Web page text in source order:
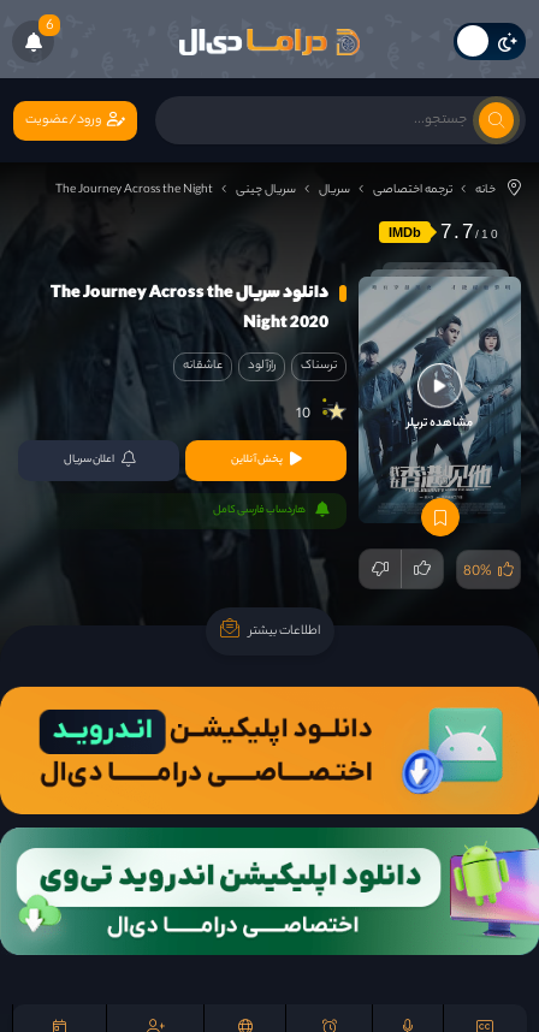
6
ورود/عضویت
خانه ترجمه اختصاصی سریال سریال چینی The Journey Across the Night
IMDb 7.7
مشاهده تریلر
80%
دانلود سریال The Journey Across the
Night 2020
ترسناک رازآلود عاشقانه
10
پخش آنلاین اعلان سریال
هاردساب فارسی کامل
اطلاعات بیشتر